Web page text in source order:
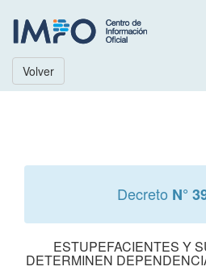
Volver
Decreto N°
ESTUPEFACIENTES Y
DETERMINEN